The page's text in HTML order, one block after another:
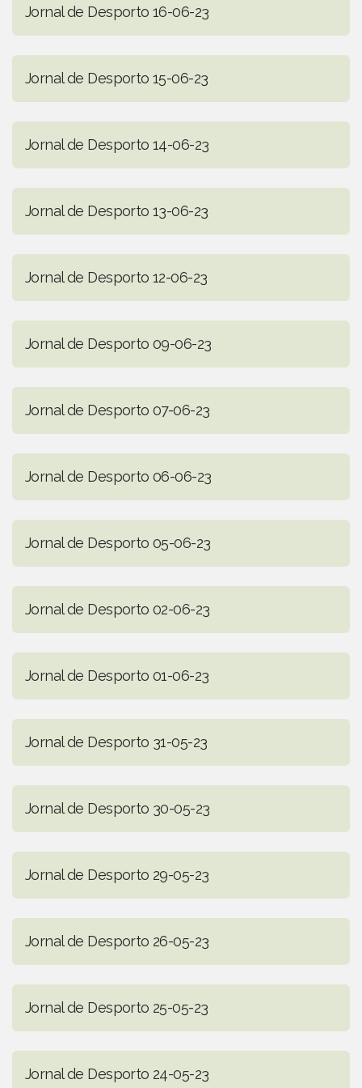
Jornal de Desporto 16-06-23
Jornal de Desporto 15-06-23
Jornal de Desporto 14-06-23
Jornal de Desporto 13-06-23
Jornal de Desporto 12-06-23
Jornal de Desporto 09-06-23
Jornal de Desporto 07-06-23
Jornal de Desporto 06-06-23
Jornal de Desporto 05-06-23
Jornal de Desporto 02-06-23
Jornal de Desporto 01-06-23
Jornal de Desporto 31-05-23
Jornal de Desporto 30-05-23
Jornal de Desporto 29-05-23
Jornal de Desporto 26-05-23
Jornal de Desporto 25-05-23
Jornal de Desporto 24-05-23